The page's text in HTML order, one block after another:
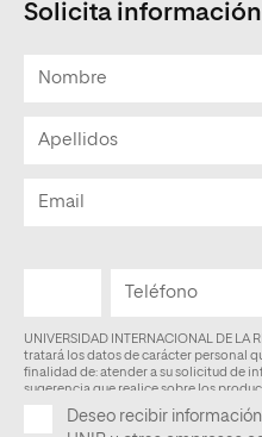
Solicita información